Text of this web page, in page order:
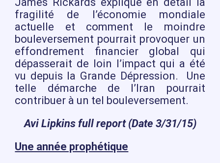
fragilité de l’économie mondiale
actuelle et comment le moindre
bouleversement pourrait provoquer un
effondrement financier global qui
dépasserait de loin l’impact qui a été
vu depuis la Grande Dépression. Une
telle démarche de l’Iran pourrait
contribuer à un tel bouleversement.
Avi Lipkins full report (Date 3/31/15)
Une année prophétique